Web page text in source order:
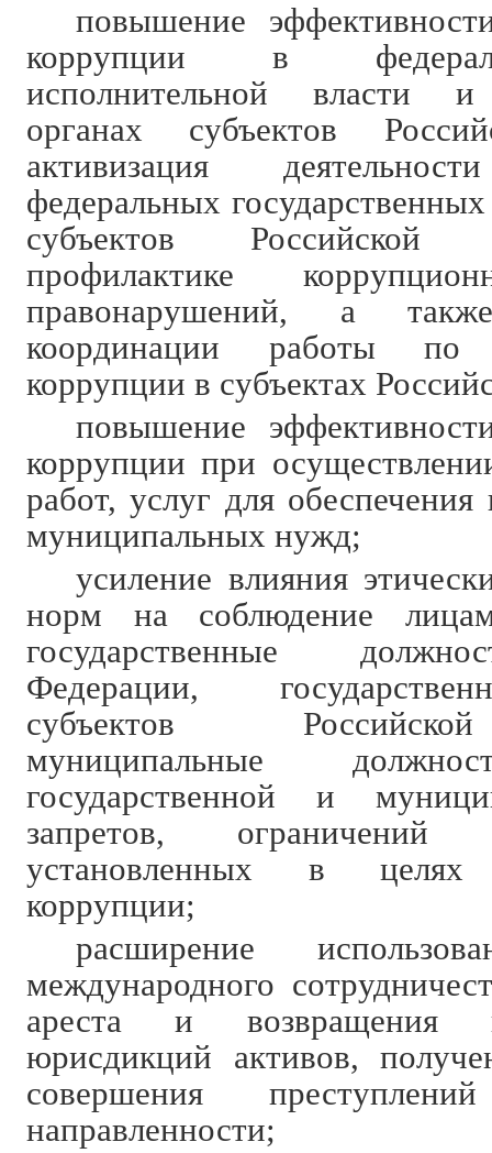
повышение
коррупции в
исполнительной власти и
органах субъектов
активизация
федеральных
субъектов
профилактике
правонарушений, а
координации работы по
коррупции в субъектах
повышение
коррупции при
работ, услуг для обеспечения
муниципальных нужд;
усиление влияния
норм на соблюдение
государственные
Федерации,
субъектов
муниципальные
государственной и
запретов,
установленных в целях
коррупции;
расширение
международного
ареста и возвращения
юрисдикций активов,
совершения
направленности;